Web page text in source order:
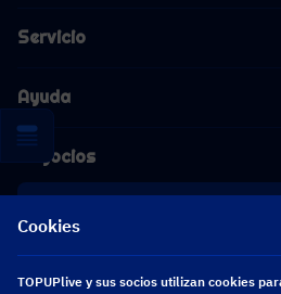
Servicio
Ayuda
Negocios
[email protected]
Cookies
TOPUPlive y sus socios utilizan cookies